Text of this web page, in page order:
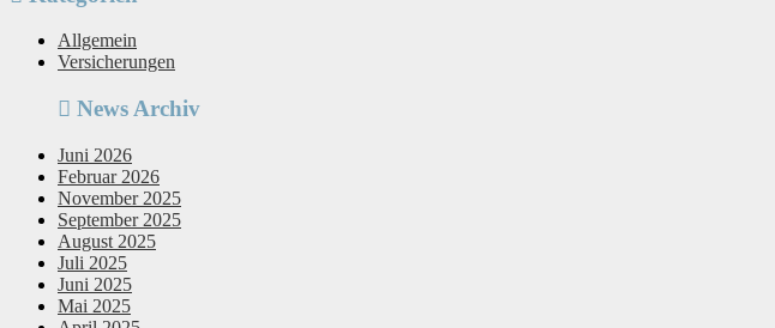
Allgemein
Versicherungen
News Archiv
Juni 2026
Februar 2026
November 2025
September 2025
August 2025
Juli 2025
Juni 2025
Mai 2025